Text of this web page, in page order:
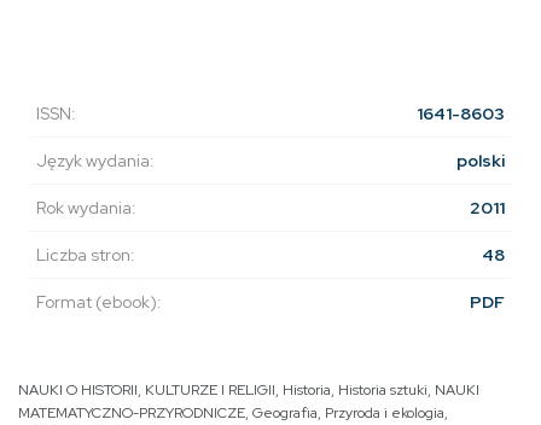
ISSN: 1641-8603
Język wydania: polski
Rok wydania: 2011
Liczba stron: 48
Format (ebook): PDF
NAUKI O HISTORII, KULTURZE I RELIGII, Historia, Historia sztuki, NAUKI
MATEMATYCZNO-PRZYRODNICZE, Geografia, Przyroda i ekologia,